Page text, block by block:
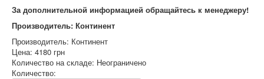
За дополнительной информацией обращайтесь к менеджеру!
Производитель: Континент
Производитель: Континент
Цена: 4180 грн
Количество на складе: Неограничено
Количество: